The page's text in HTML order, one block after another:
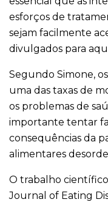
esforços de
sejam facilmente
divulgados para
Segundo Simone,
uma das taxas de
os problemas de
importante tentar
consequências da
alimentares
O trabalho
Journal of Eating